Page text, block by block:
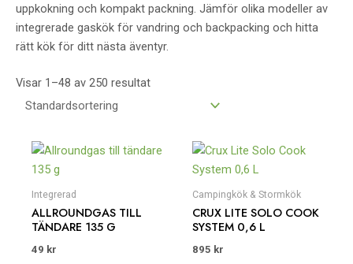
uppkokning och kompakt packning. Jämför olika modeller av
integrerade gaskök för vandring och backpacking och hitta
rätt kök för ditt nästa äventyr.
Visar 1–48 av 250 resultat
Integrerad
ALLROUNDGAS TILL
TÄNDARE 135 G
49 kr
Campingkök & Stormkök
CRUX LITE SOLO COOK
SYSTEM 0,6 L
895 kr